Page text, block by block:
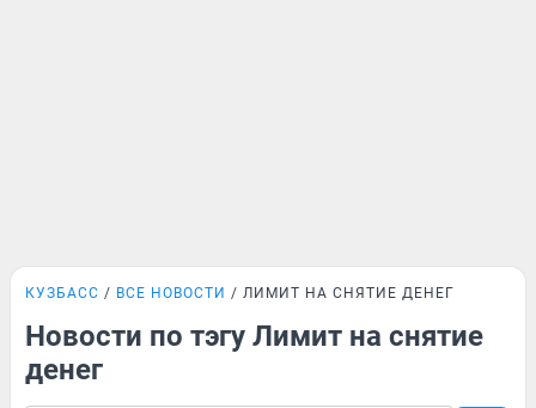
КУЗБАСС ВСЕ НОВОСТИ ЛИМИТ НА СНЯТИЕ ДЕНЕГ
Новости по тэгу Лимит на снятие
денег